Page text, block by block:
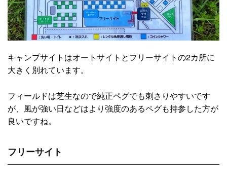
キャンプサイトはオートサイトとフリーサイトの2カ所に
大きく別れています。
フィールドは芝生なので純正ペグでも刺さりやすいです
が、風が強い日などはより強度のあるペグも持参した方が
良いですね。
フリーサイト